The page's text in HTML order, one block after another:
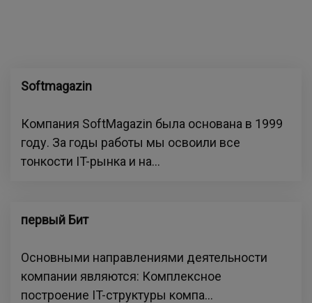
Softmagazin
Компания SoftMagazin была основана в 1999
году. За годы работы мы освоили все
тонкости IT-рынка и на...
первый Бит
Основными направлениями деятельности
компании являются: Комплексное
построение IT-структуры компа...